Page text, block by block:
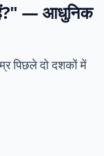
— आधुनिक
पिछले दो दशकों में